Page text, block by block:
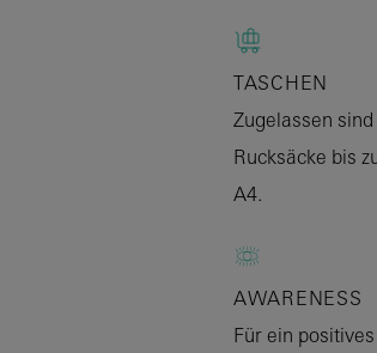
TASCHEN
Zugelassen sind
Rucksäcke bis
A4.
AWARENESS
Für ein